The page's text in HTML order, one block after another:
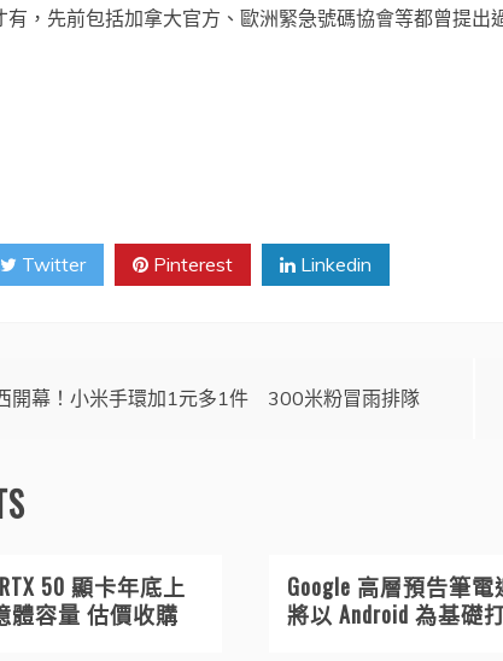
，先前包括加拿大官方、歐洲緊急號碼協會等都曾提出
Twitter Pinterest Linkedin
開幕！小米手環加1元多1件 300米粉冒雨排隊
50 顯卡年底上
體容量 估價收購
Google 高層預告筆電
將以 Android 為基礎